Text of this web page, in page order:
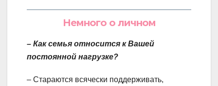
Немного о личном
– Как семья относится к Вашей
постоянной нагрузке?
– Стараются всячески поддерживать,